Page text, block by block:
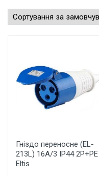
Гніздо переносне (EL-
213L) 16А/3 IP44 2P+PE
Eltis